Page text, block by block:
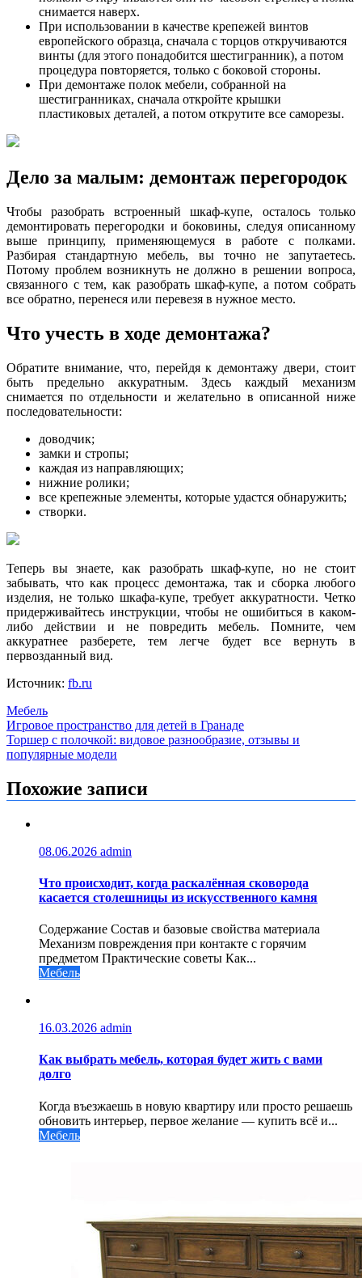
снимается наверх.
При использовании в качестве крепежей винтов
европейского образца, сначала с торцов откручиваются
винты (для этого понадобится шестигранник), а потом
процедура повторяется, только с боковой стороны.
При демонтаже полок мебели, собранной на
шестигранниках, сначала откройте крышки
пластиковых деталей, а потом открутите все саморезы.
Дело за малым: демонтаж перегородок
Чтобы разобрать встроенный шкаф-купе, осталось только
демонтировать перегородки и боковины, следуя описанному
выше принципу, применяющемуся в работе с полками.
Разбирая стандартную мебель, вы точно не запутаетесь.
Потому проблем возникнуть не должно в решении вопроса,
связанного с тем, как разобрать шкаф-купе, а потом собрать
все обратно, перенеся или перевезя в нужное место.
Что учесть в ходе демонтажа?
Обратите внимание, что, перейдя к демонтажу двери, стоит
быть предельно аккуратным. Здесь каждый механизм
снимается по отдельности и желательно в описанной ниже
последовательности:
доводчик;
замки и стропы;
каждая из направляющих;
нижние ролики;
все крепежные элементы, которые удастся обнаружить;
створки.
Теперь вы знаете, как разобрать шкаф-купе, но не стоит
забывать, что как процесс демонтажа, так и сборка любого
изделия, не только шкафа-купе, требует аккуратности. Четко
придерживайтесь инструкции, чтобы не ошибиться в каком-
либо действии и не повредить мебель. Помните, чем
аккуратнее разберете, тем легче будет все вернуть в
первозданный вид.
Источник: fb.ru
Мебель
Навигация
по
Игровое пространство для детей в Гранаде
Торшер с полочкой: видовое разнообразие, отзывы и
популярные модели
Похожие записи
08.06.2026 admin
Что происходит, когда раскалённая сковорода
касается столешницы из искусственного камня
Содержание Состав и базовые свойства материала
Механизм повреждения при контакте с горячим
предметом Практические советы Как...
Мебель
16.03.2026 admin
Как выбрать мебель, которая будет жить с вами
долго
Когда въезжаешь в новую квартиру или просто решаешь
обновить интерьер, первое желание — купить всё и...
Мебель